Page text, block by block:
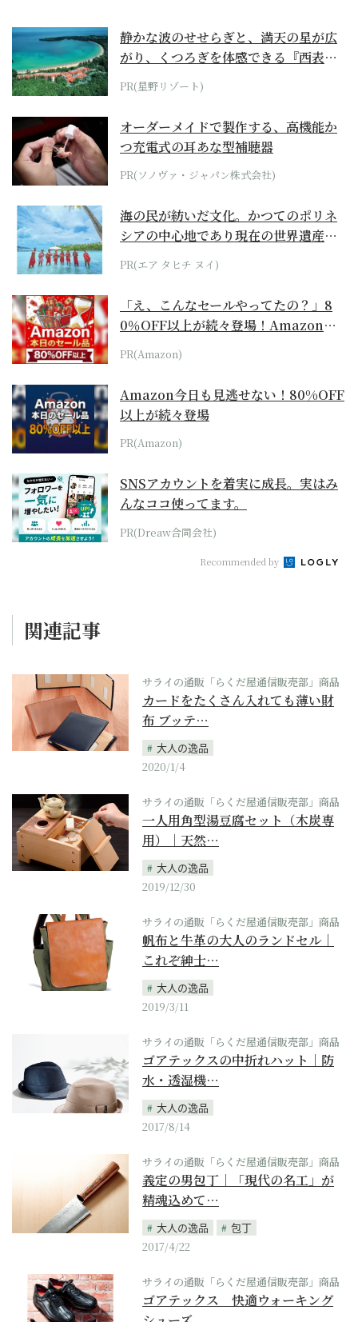
静かな波のせせらぎと、満天の星が広
がり、くつろぎを体感できる『西表島
ホテル by...
PR(星野リゾート)
オーダーメイドで製作する、高機能か
つ充電式の耳あな型補聴器
PR(ソノヴァ・ジャパン株式会社)
海の民が紡いだ文化。かつてのポリネ
シアの中心地であり現在の世界遺産か
らみえてくる...
PR(エア タヒチ ヌイ)
「え、こんなセールやってたの？」8
0％OFF以上が続々登場！Amazonの
本気が...
PR(Amazon)
Amazon今日も見逃せない！80%OFF
以上が続々登場
PR(Amazon)
SNSアカウントを着実に成長。実はみ
んなココ使ってます。
PR(Dreaw合同会社)
Recommended by
関連記事
サライの通販「らくだ屋通信販売部」商品
カードをたくさん入れても薄い財
布 ブッテ…
大人の逸品
2020/1/4
サライの通販「らくだ屋通信販売部」商品
一人用角型湯豆腐セット（木炭専
用）｜天然…
大人の逸品
2019/12/30
サライの通販「らくだ屋通信販売部」商品
帆布と牛革の大人のランドセル｜
これぞ紳士…
大人の逸品
2019/3/11
サライの通販「らくだ屋通信販売部」商品
ゴアテックスの中折れハット｜防
水・透湿機…
大人の逸品
2017/8/14
サライの通販「らくだ屋通信販売部」商品
義定の男包丁｜「現代の名工」が
精魂込めて…
大人の逸品
包丁
2017/4/22
サライの通販「らくだ屋通信販売部」商品
ゴアテックス 快適ウォーキング